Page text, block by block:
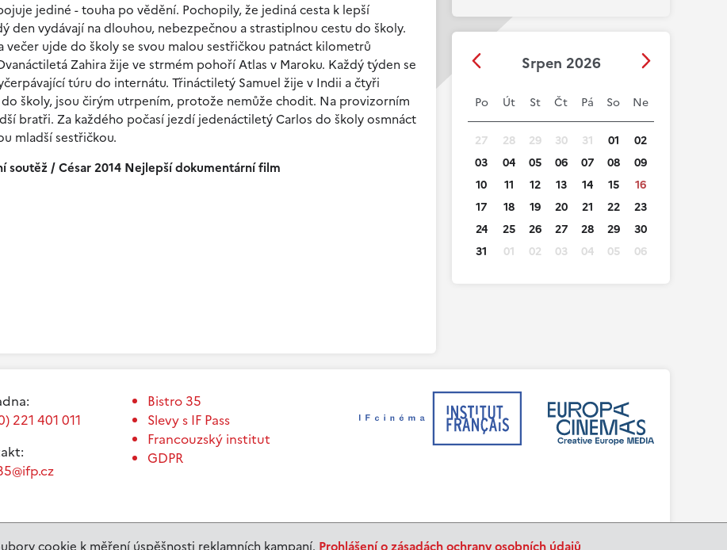
Srpen 2026
Po Út St Čt Pá So Ne
27 28 29 30 31 01
02
03
04 05 06 07 08
09
10
11 12 13 14 15
16
17
18 19 20 21 22
23
24
25 26 27 28 29
30
31
01 02 03 04 05 06
jediné - touha po vědění. Pochopily, že jediná cesta k lepší
den vydávají na dlouhou, nebezpečnou a strastiplnou cestu do školy.
večer ujde do školy se svou malou sestřičkou patnáct kilometrů
Zahira žije ve strmém pohoří Atlas v Maroku. Každý týden se
túru do internátu. Třináctiletý Samuel žije v Indii a čtyři
školy, jsou čirým utrpením, protože nemůže chodit. Na provizorním
bratři. Za každého počasí jezdí jedenáctiletý Carlos do školy osmnáct
mladší sestřičkou.
soutěž / César 2014 Nejlepší dokumentární film
221 401 011
Bistro 35
Slevy s IF Pass
Francouzský institut
GDPR